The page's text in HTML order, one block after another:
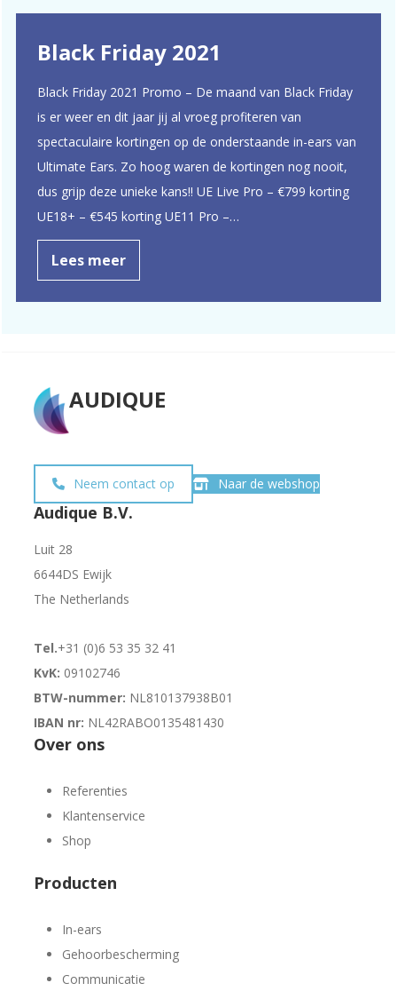
Black Friday 2021
Black Friday 2021 Promo – De maand van Black Friday
is er weer en dit jaar jij al vroeg profiteren van
spectaculaire kortingen op de onderstaande in-ears van
Ultimate Ears. Zo hoog waren de kortingen nog nooit,
dus grijp deze unieke kans!! UE Live Pro – €799 korting
UE18+ – €545 korting UE11 Pro –…
Lees meer
AUDIQUE
Neem contact op Naar de webshop
Audique B.V.
Luit 28
6644DS Ewijk
The Netherlands
Tel.+31 (0)6 53 35 32 41
KvK: 09102746
BTW-nummer: NL810137938B01
IBAN nr: NL42RABO0135481430
Over ons
Referenties
Klantenservice
Shop
Producten
In-ears
Gehoorbescherming
Communicatie